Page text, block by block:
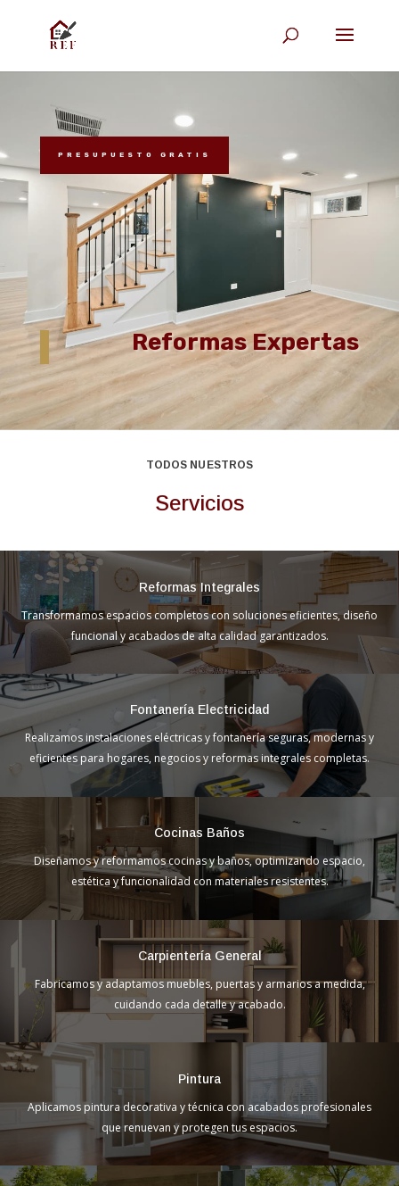
PRESUPUESTO GRATIS
Your content goes here. Edit or remove this text inline
or in the module Content settings. You can also style
every aspect of this content in the module Design
settings and even apply custom CSS to this text in the
module Advanced settings.
Reformas Expertas
TODOS NUESTROS
Servicios
Reformas Integrales
Transformamos espacios completos con soluciones eficientes, diseño
funcional y acabados de alta calidad garantizados.
Fontanería Electricidad
Realizamos instalaciones eléctricas y fontanería seguras, modernas y
eficientes para hogares, negocios y reformas integrales completas.
Cocinas Baños
Diseñamos y reformamos cocinas y baños, optimizando espacio,
estética y funcionalidad con materiales resistentes.
Carpientería General
Fabricamos y adaptamos muebles, puertas y armarios a medida,
cuidando cada detalle y acabado.
Pintura
Aplicamos pintura decorativa y técnica con acabados profesionales
que renuevan y protegen tus espacios.